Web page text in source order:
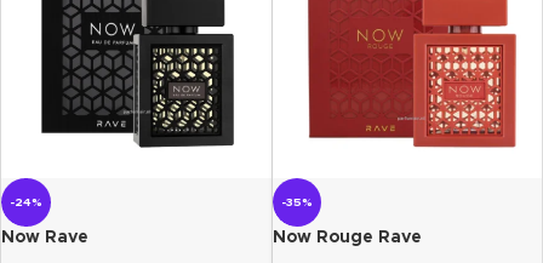
-24%
Now Rave
-35%
Now Rouge Rave